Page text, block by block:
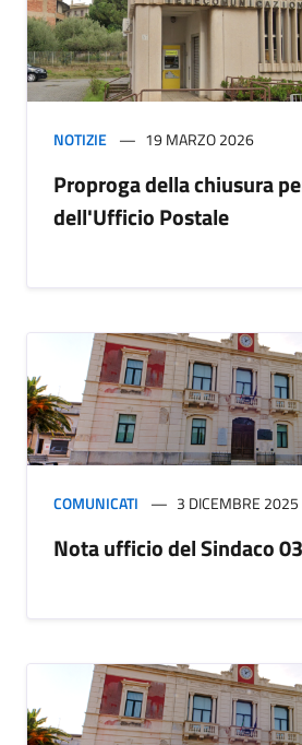
NOTIZIE 19 MARZO 2026
Proproga della chiusura
dell'Ufficio Postale
COMUNICATI 3 DICEMBRE 2025
Nota ufficio del Sindaco